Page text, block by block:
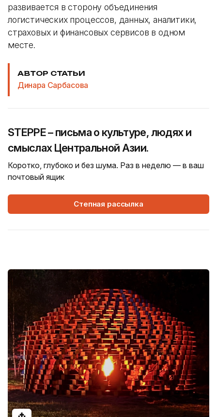
развивается в сторону объединения
логистических процессов, данных, аналитики,
страховых и финансовых сервисов в одном
месте.
АВТОР СТАТЬИ
Динара Сарбасова
STEPPE – письма о культуре, людях и
смыслах Центральной Азии.
Коротко, глубоко и без шума. Раз в неделю — в ваш
почтовый ящик
Степная рассылка